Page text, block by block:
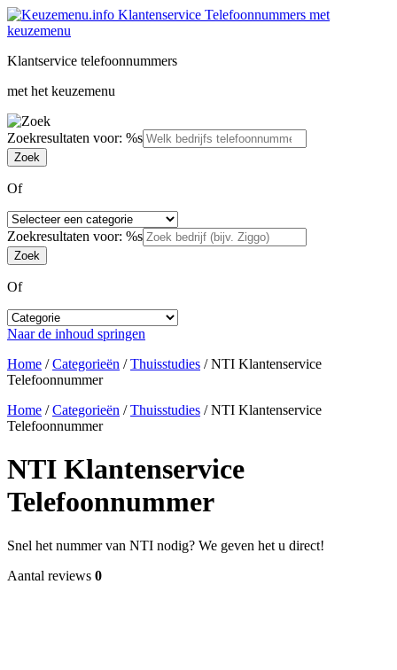
Klantservice telefoonnummers
met het keuzemenu
Zoekresultaten voor: %s
Of
Zoekresultaten voor: %s
Of
Naar de inhoud springen
Home /Categorieën /Thuisstudies /NTI Klantenservice
Telefoonnummer
Home /Categorieën /Thuisstudies /NTI Klantenservice
Telefoonnummer
NTI Klantenservice
Telefoonnummer
Snel het nummer van NTI nodig? We geven het u direct!
Aantal reviews 0